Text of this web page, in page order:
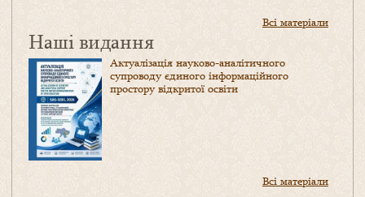
Всі матеріали
Наші видання
Актуалізація науково-аналітичного
супроводу єдиного інформаційного
простору відкритої освіти
Всі матеріали